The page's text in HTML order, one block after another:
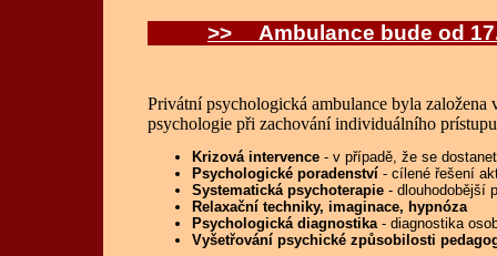
>> Ambulance bude od
Privátní psychologická ambulance byla
psychologie při zachování individuálního
Krizová intervence - v případě, že se
Psychologické poradenství - cílené řešení
Systematická psychoterapie - dlouhodobější
Relaxační techniky, imaginace, hypnóza
Psychologická diagnostika - diagnostika
Vyšetřování psychické způsobilosti